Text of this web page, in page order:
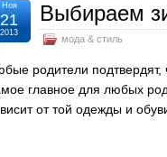
Выбираем
мода & стиль
Ноя
21
2013
родители подтвердят,
главное для любых
от той одежды и